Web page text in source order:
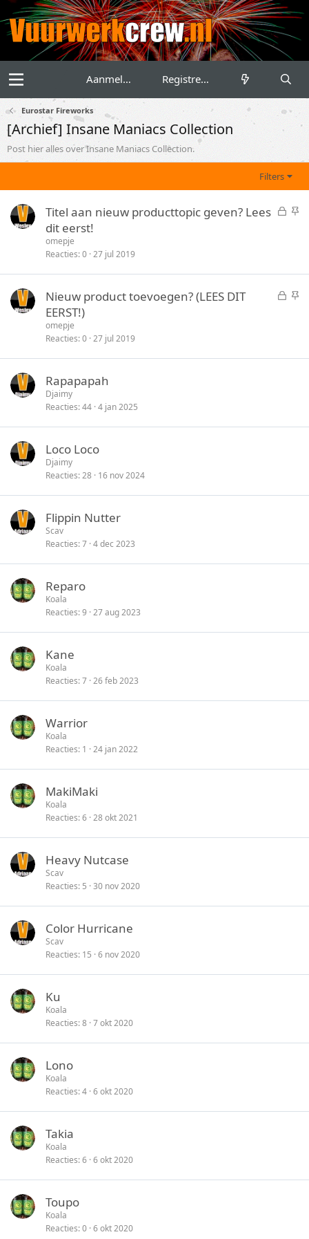
Aanmelden Registreren
Eurostar Fireworks
[Archief] Insane Maniacs Collection
Post hier alles over Insane Maniacs Collection.
Filters
G
e
S
Titel aan nieuw producttopic geven? Lees
dit eerst!
omepje
Reacties 0 27 jul 2019
G S
Nieuw product toevoegen? (LEES DIT
EERST!)
omepje
Reacties 0 27 jul 2019
Rapapapah
Djaimy
Reacties 44 4 jan 2025
Loco Loco
Djaimy
Reacties 28 16 nov 2024
Flippin Nutter
Scav
Reacties 7 4 dec 2023
Reparo
Koala
Reacties 9 27 aug 2023
Kane
Koala
Reacties 7 26 feb 2023
Warrior
Koala
Reacties 1 24 jan 2022
MakiMaki
Koala
Reacties 6 28 okt 2021
Heavy Nutcase
Scav
Reacties 5 30 nov 2020
Color Hurricane
Scav
Reacties 15 6 nov 2020
Ku
Koala
Reacties 8 7 okt 2020
Lono
Koala
Reacties 4 6 okt 2020
Takia
Koala
Reacties 6 6 okt 2020
Toupo
Koala
Reacties 0 6 okt 2020